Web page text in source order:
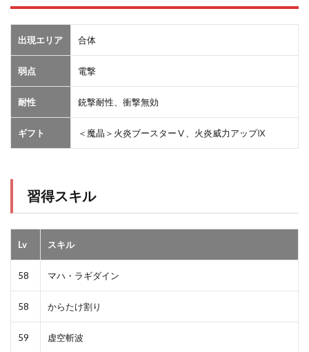
出現エリア 合体
弱点 電撃
耐性 銃撃耐性、衝撃無効
ギフト ＜魔晶＞火炎ブースターⅤ、火炎威力アップⅨ
習得スキル
Lv スキル
58 マハ・ラギダイン
58 からたけ割り
59 虚空斬波